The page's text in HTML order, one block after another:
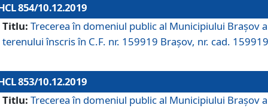
854/10.12.2019
Titlu: Trecerea în domeniul public al Municipiului Braşov a
terenului înscris în C.F. nr. 159919 Brașov, nr. cad.
853/10.12.2019
Titlu: Trecerea în domeniul public al Municipiului Braşov a